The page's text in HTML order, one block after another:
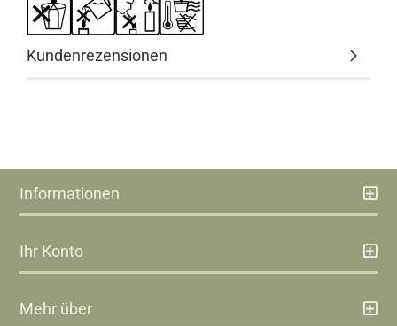
Kundenrezensionen
Informationen
Ihr Konto
Mehr über